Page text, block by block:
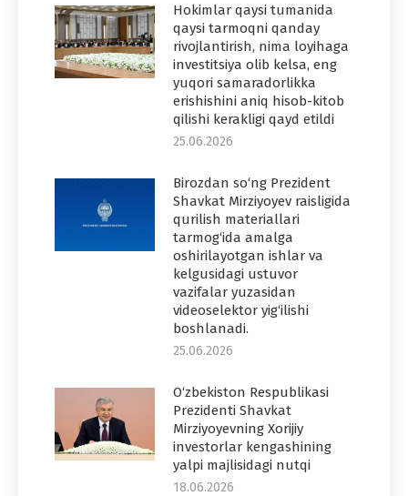
Hokimlar qaysi tumanida
qaysi tarmoqni qanday
rivojlantirish, nima loyihaga
investitsiya olib kelsa, eng
yuqori samaradorlikka
erishishini aniq hisob-kitob
qilishi kerakligi qayd etildi
25.06.2026
Birozdan so‘ng Prezident
Shavkat Mirziyoyev raisligida
qurilish materiallari
tarmog‘ida amalga
oshirilayotgan ishlar va
kelgusidagi ustuvor
vazifalar yuzasidan
videoselektor yig‘ilishi
boshlanadi.
25.06.2026
O‘zbekiston Respublikasi
Prezidenti Shavkat
Mirziyoyevning Xorijiy
investorlar kengashining
yalpi majlisidagi nutqi
18.06.2026